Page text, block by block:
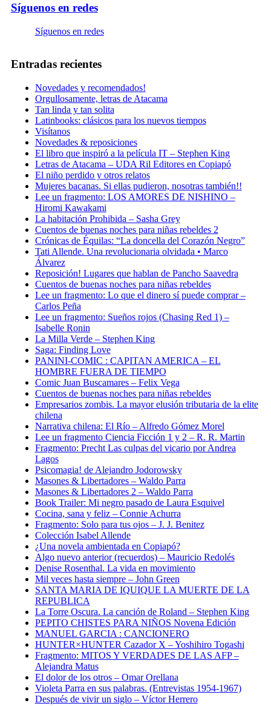
Síguenos en redes
Síguenos en redes
Entradas recientes
Novedades y recomendados!
Orgullosamente, letras de Atacama
Tan linda y tan solita
Latinbooks: clásicos para los nuevos tiempos
Visítanos
Novedades & reposiciones
El libro que inspiró a la película IT – Stephen King
Letras de Atacama – UDA Ril Editores en Copiapó
El niño perdido y otros relatos
Mujeres bacanas. Si ellas pudieron, nosotras también!!
Lee un fragmento: LOS AMORES DE NISHINO –
Hiromi Kawakami
La habitación Prohibida – Sasha Grey
Cuentos de buenas noches para niñas rebeldes 2
Crónicas de Équilas: “La doncella del Corazón Negro”
Tati Allende. Una revolucionaria olvidada • Marco
Álvarez
Reposición! Lugares que hablan de Pancho Saavedra
Cuentos de buenas noches para niñas rebeldes
Lee un fragmento: Lo que el dinero sí puede comprar –
Carlos Peña
Lee un fragmento: Sueños rojos (Chasing Red 1) –
Isabelle Ronin
La Milla Verde – Stephen King
Saga: Finding Love
PANINI-COMIC : CAPITAN AMERICA – EL
HOMBRE FUERA DE TIEMPO
Comic Juan Buscamares – Felix Vega
Cuentos de buenas noches para niñas rebeldes
Empresarios zombis. La mayor elusión tributaria de la elite
chilena
Narrativa chilena: El Río – Alfredo Gómez Morel
Lee un fragmento Ciencia Ficción 1 y 2 – R. R. Martin
Fragmento: Precht Las culpas del vicario por Andrea
Lagos
Psicomagia! de Alejandro Jodorowsky
Masones & Libertadores – Waldo Parra
Masones & Libertadores 2 – Waldo Parra
Book Trailer: Mi negro pasado de Laura Esquivel
Cocina, sana y feliz – Connie Achurra
Fragmento: Solo para tus ojos – J. J. Benitez
Colección Isabel Allende
¿Una novela ambientada en Copiapó?
Algo nuevo anterior (recuerdos) – Mauricio Redolés
Denise Rosenthal. La vida en movimiento
Mil veces hasta siempre – John Green
SANTA MARIA DE IQUIQUE LA MUERTE DE LA
REPUBLICA
La Torre Oscura. La canción de Roland – Stephen King
PEPITO CHISTES PARA NIÑOS Novena Edición
MANUEL GARCIA : CANCIONERO
HUNTER×HUNTER Cazador X – Yoshihiro Togashi
Fragmento: MITOS Y VERDADES DE LAS AFP –
Alejandra Matus
El dolor de los otros – Omar Orellana
Violeta Parra en sus palabras. (Entrevistas 1954-1967)
Después de vivir un siglo – Víctor Herrero